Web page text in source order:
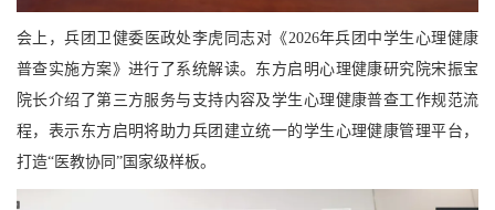
会上，兵团卫健委医政处李虎同志对《2026年兵团中学生心理健康
普查实施方案》进行了系统解读。东方启明心理健康研究院宋振宝
院长介绍了第三方服务与支持内容及学生心理健康普查工作规范流
程，表示东方启明将助力兵团建立统一的学生心理健康管理平台，
打造“医教协同”国家级样板。